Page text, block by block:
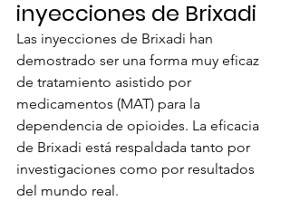
inyecciones de Brixadi
Las inyecciones de Brixadi han
demostrado ser una forma muy eficaz
de tratamiento asistido por
medicamentos (MAT) para la
dependencia de opioides. La eficacia
de Brixadi está respaldada tanto por
investigaciones como por resultados
del mundo real.